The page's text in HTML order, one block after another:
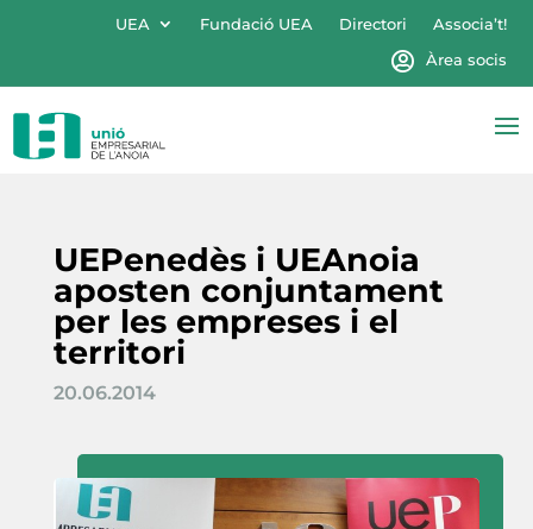
UEA Fundació UEA Directori
Associa’t!
Àrea socis
UEPenedès i UEAnoia
aposten conjuntament
per les empreses i el
territori
20.06.2014